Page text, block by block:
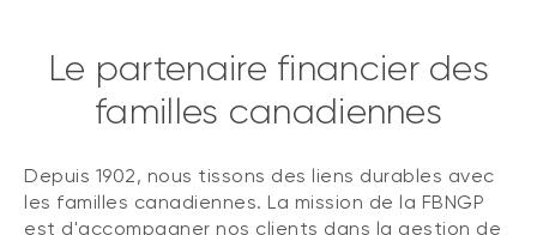
Le partenaire financier des
familles canadiennes
Depuis 1902, nous tissons des liens durables avec
les familles canadiennes. La mission de la FBNGP
est d'accompagner nos clients dans la gestion de